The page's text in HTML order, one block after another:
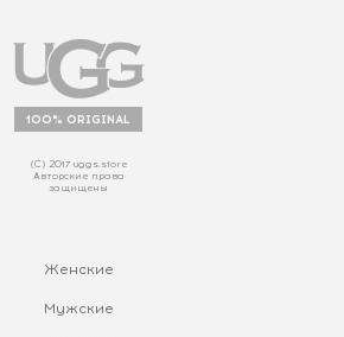
100% ORIGINAL
(С) 2017 uggs.store
Авторские права
защищены
Женские
Мужские